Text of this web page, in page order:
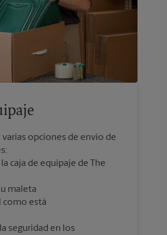
varias opciones de envío de
caja de equipaje de The
maleta
seguridad en los